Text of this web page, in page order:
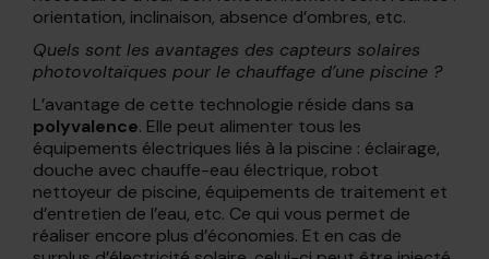
orientation, inclinaison, absence d’ombres, etc.
Quels sont les avantages des capteurs solaires
photovoltaïques pour le chauffage d’une piscine ?
L’avantage de cette technologie réside dans sa
polyvalence. Elle peut alimenter tous les
équipements électriques liés à la piscine : éclairage,
douche avec chauffe-eau électrique, robot
nettoyeur de piscine, équipements de traitement et
d’entretien de l’eau, etc. Ce qui vous permet de
réaliser encore plus d’économies. Et en cas de